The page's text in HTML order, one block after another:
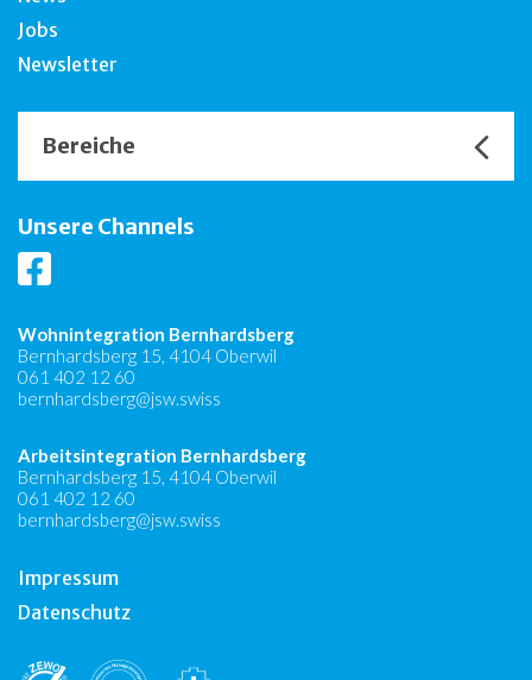
Jobs
Newsletter
Bereiche
Unsere Channels
Wohnintegration Bernhardsberg
Bernhardsberg 15, 4104 Oberwil
061 402 12 60
bernhardsberg@jsw.swiss
Arbeitsintegration Bernhardsberg
Bernhardsberg 15, 4104 Oberwil
061 402 12 60
bernhardsberg@jsw.swiss
Impressum
Datenschutz